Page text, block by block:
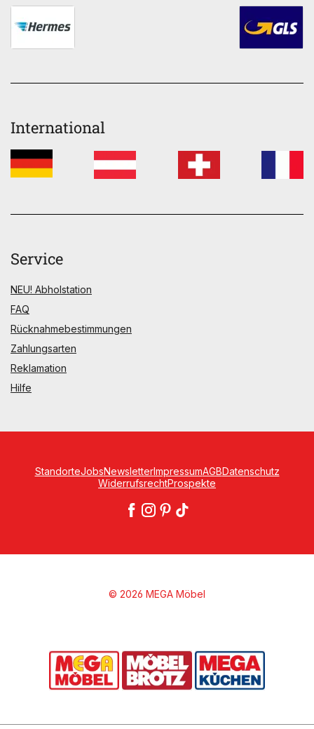
International
Service
NEU! Abholstation
FAQ
Rücknahmebestimmungen
Zahlungsarten
Reklamation
Hilfe
StandorteJobsNewsletterImpressumAGBDatenschutz
WiderrufsrechtProspekte
© 2026 MEGA Möbel